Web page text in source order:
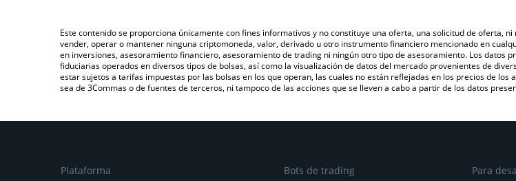
Este contenido se proporciona únicamente con fines informativos y no constituye una oferta, una solicitud de oferta,
vender, operar o mantener ninguna criptomoneda, valor, derivado u otro instrumento financiero mencionado en
en inversiones, asesoramiento financiero, asesoramiento de trading ni ningún otro tipo de asesoramiento. Los datos
fiduciarias operados en diversos tipos de bolsas, así como la visualización de datos del mercado provenientes de
estar sujetos a tarifas impuestas por las bolsas en los que operan, las cuales no están reflejadas en los precios de
sea de 3Commas o de fuentes de terceros, ni tampoco de las acciones que se lleven a cabo a partir de los datos
Plataforma Bots de trading Para